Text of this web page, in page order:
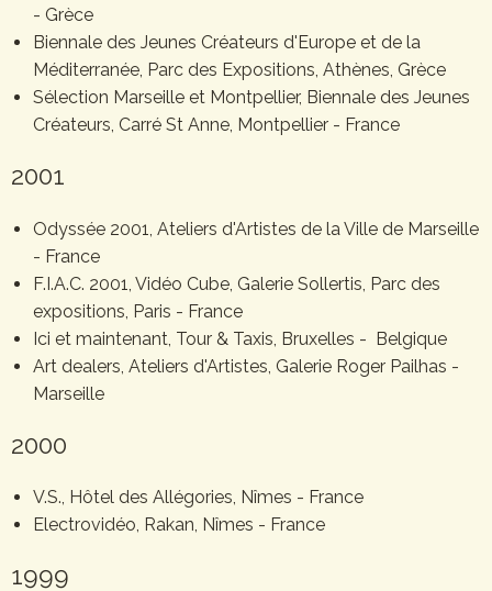
- Grèce
Biennale des Jeunes Créateurs d'Europe et de la
Méditerranée, Parc des Expositions, Athènes, Grèce
Sélection Marseille et Montpellier, Biennale des Jeunes
Créateurs, Carré St Anne, Montpellier - France
2001
Odyssée 2001, Ateliers d'Artistes de la Ville de Marseille
- France
F.I.A.C. 2001, Vidéo Cube, Galerie Sollertis, Parc des
expositions, Paris - France
Ici et maintenant, Tour & Taxis, Bruxelles - Belgique
Art dealers, Ateliers d'Artistes, Galerie Roger Pailhas -
Marseille
2000
V.S., Hôtel des Allégories, Nîmes - France
Electrovidéo, Rakan, Nîmes - France
1999